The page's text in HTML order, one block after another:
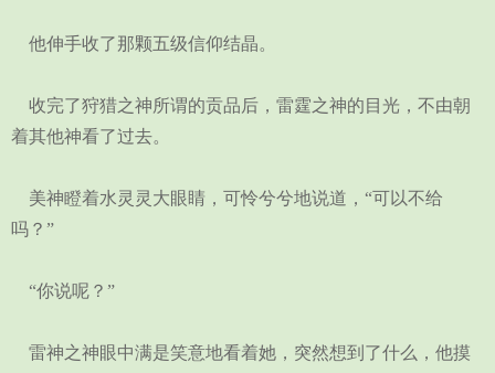
他伸手收了那颗五级信仰结晶。
收完了狩猎之神所谓的贡品后，雷霆之神的目光，不由朝
着其他神看了过去。
美神瞪着水灵灵大眼睛，可怜兮兮地说道，“可以不给
吗？”
“你说呢？”
雷神之神眼中满是笑意地看着她，突然想到了什么，他摸